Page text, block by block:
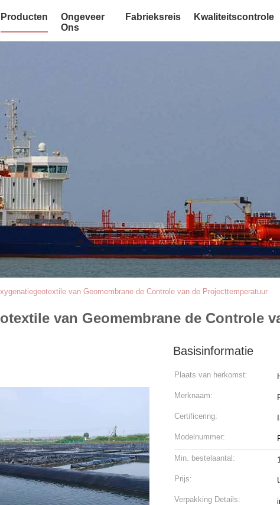
Producten
Ongeveer
Ons
Fabrieksreis Kwaliteitscontrole
van Geomembrane de Controle van de Projecttemperatuur
van Geomembrane de Controle
Basisinformatie
Plaats van herkomst:
Merknaam:
Certificering:
Modelnummer:
Min. bestelaantal:
Prijs:
Verpakking Details: